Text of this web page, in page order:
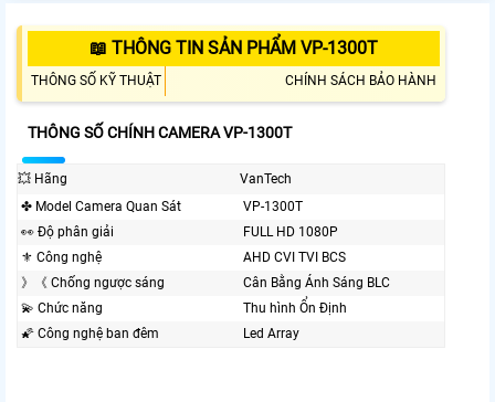
📖 THÔNG TIN SẢN PHẨM VP-1300T
THÔNG SỐ KỸ THUẬT CHÍNH SÁCH BẢO HÀNH
THÔNG SỐ CHÍNH CAMERA VP-1300T
💥 Hãng
VanTech
✤ Model Camera Quan Sát
VP-1300T
️👀 Độ phân giải
FULL HD 1080P
⚜️ Công nghệ
AHD CVI TVI BCS
》《 Chống ngược sáng
Cân Bằng Ánh Sáng BLC
💫 Chức năng
Thu hình Ổn Định
🌠 Công nghệ ban đêm
Led Array